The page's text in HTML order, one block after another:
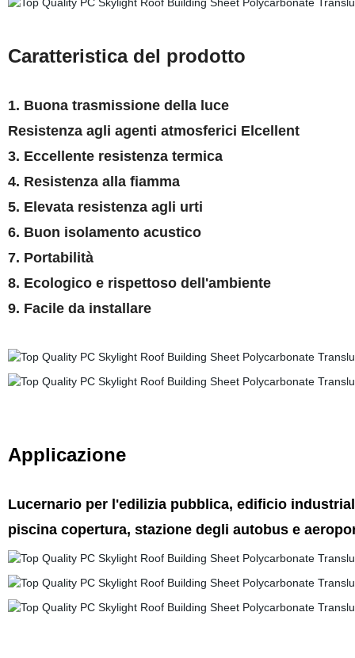
Caratteristica del prodotto
1. Buona trasmissione della luce
Resistenza agli agenti atmosferici Elcellent
3. Eccellente resistenza termica
4. Resistenza alla fiamma
5. Elevata resistenza agli urti
6. Buon isolamento acustico
7. Portabilità
8. Ecologico e rispettoso dell'ambiente
9. Facile da installare
Applicazione
Lucernario per l'edilizia pubblica, edificio
piscina copertura, stazione degli autobus e